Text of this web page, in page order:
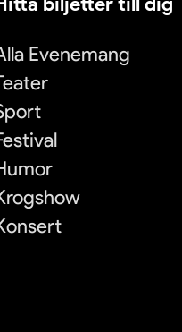
Evenemang